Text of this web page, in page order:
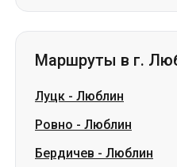
Маршруты в г.
Луцк - Люблин
Ровно - Люблин
Бердичев - Люблин